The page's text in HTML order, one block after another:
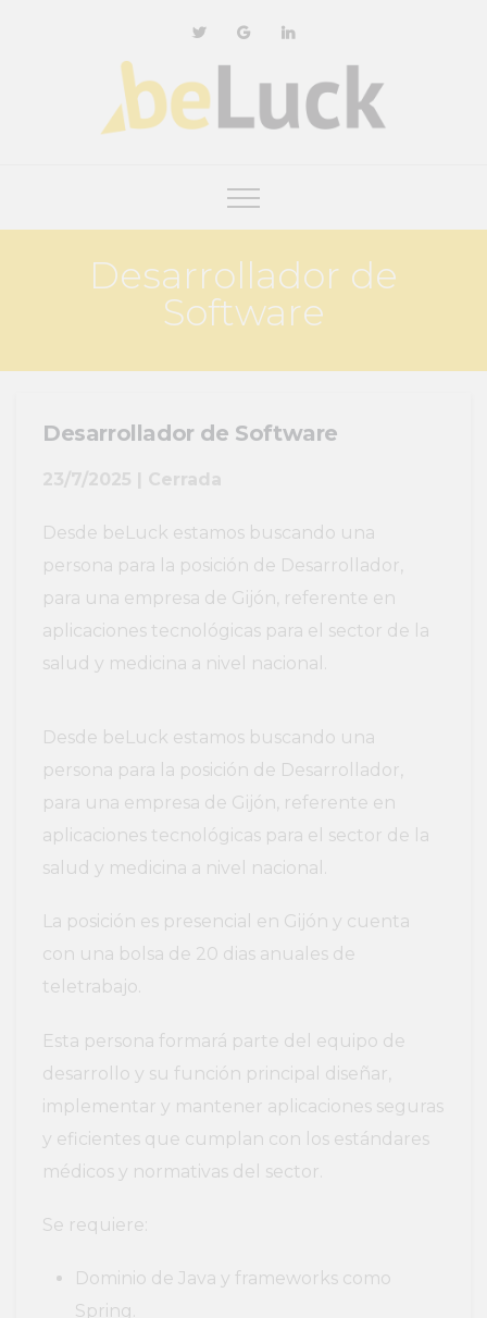
Desarrollador de
Software
Desarrollador de Software
23/7/2025 | Cerrada
Desde beLuck estamos buscando una
persona para la posición de Desarrollador,
para una empresa de Gijón, referente en
aplicaciones tecnológicas para el sector de la
salud y medicina a nivel nacional.
Desde beLuck estamos buscando una
persona para la posición de Desarrollador,
para una empresa de Gijón, referente en
aplicaciones tecnológicas para el sector de la
salud y medicina a nivel nacional.
La posición es presencial en Gijón y cuenta
con una bolsa de 20 dias anuales de
teletrabajo.
Esta persona formará parte del equipo de
desarrollo y su función principal diseñar,
implementar y mantener aplicaciones seguras
y eficientes que cumplan con los estándares
médicos y normativas del sector.
Se requiere:
Dominio de Java y frameworks como
Spring.